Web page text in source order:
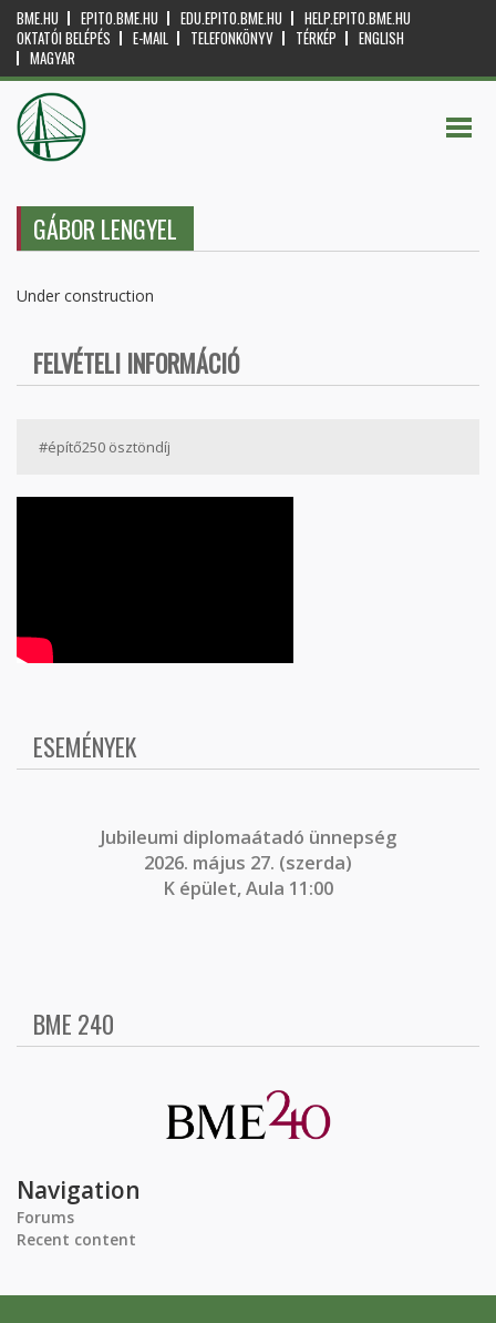
BME.HU EPITO.BME.HU EDU.EPITO.BME.HU
HELP.EPITO.BME.HU
OKTATÓI BELÉPÉS
E-MAIL TELEFONKÖNYV TÉRKÉP
ENGLISH
MAGYAR
GÁBOR LENGYEL
Under construction
FELVÉTELI INFORMÁCIÓ
#építő250 ösztöndíj
ESEMÉNYEK
Jubileumi diplomaátadó ünnepség
2026. május 27. (szerda)
K épület, Aula 11:00
BME 240
Navigation
Forums
Recent content